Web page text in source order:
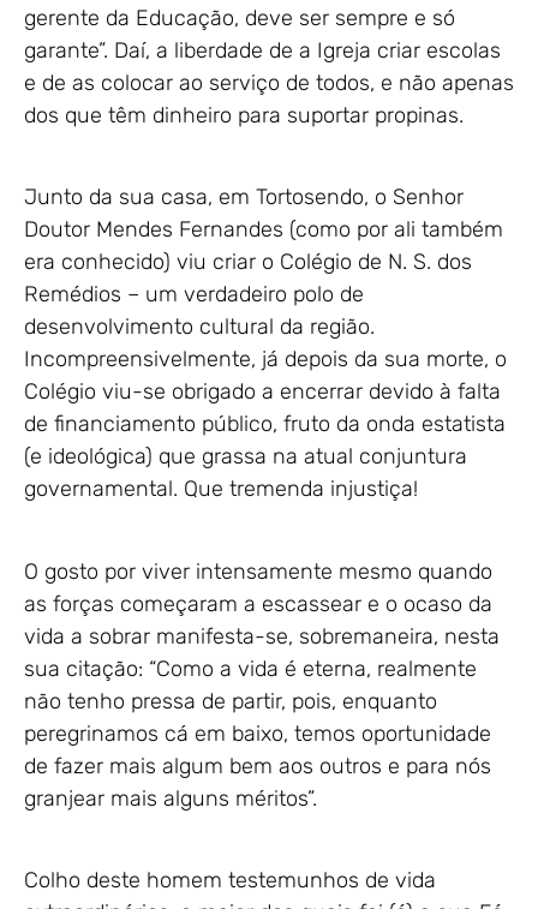
gerente da Educação, deve ser sempre e só
garante”. Daí, a liberdade de a Igreja criar escolas
e de as colocar ao serviço de todos, e não apenas
dos que têm dinheiro para suportar propinas.
Junto da sua casa, em Tortosendo, o Senhor
Doutor Mendes Fernandes (como por ali também
era conhecido) viu criar o Colégio de N. S. dos
Remédios – um verdadeiro polo de
desenvolvimento cultural da região.
Incompreensivelmente, já depois da sua morte, o
Colégio viu-se obrigado a encerrar devido à falta
de financiamento público, fruto da onda estatista
(e ideológica) que grassa na atual conjuntura
governamental. Que tremenda injustiça!
O gosto por viver intensamente mesmo quando
as forças começaram a escassear e o ocaso da
vida a sobrar manifesta-se, sobremaneira, nesta
sua citação: “Como a vida é eterna, realmente
não tenho pressa de partir, pois, enquanto
peregrinamos cá em baixo, temos oportunidade
de fazer mais algum bem aos outros e para nós
granjear mais alguns méritos”.
Colho deste homem testemunhos de vida